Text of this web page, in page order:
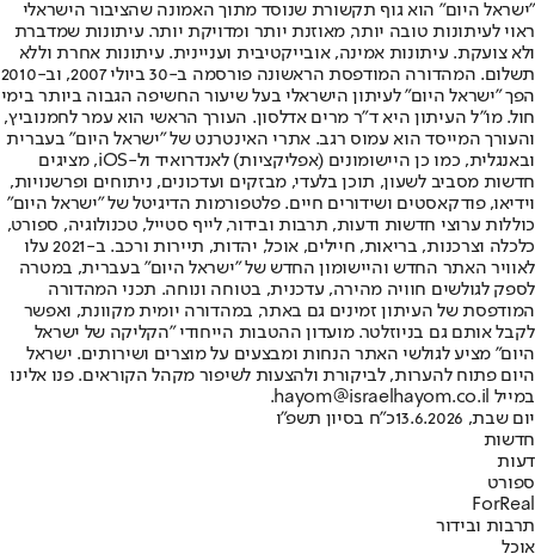
"ישראל היום" הוא גוף תקשורת שנוסד מתוך האמונה שהציבור הישראלי
ראוי לעיתונות טובה יותר, מאוזנת יותר ומדויקת יותר. עיתונות שמדברת
ולא צועקת. עיתונות אמינה, אובייקטיבית ועניינית. עיתונות אחרת וללא
תשלום. המהדורה המודפסת הראשונה פורסמה ב-30 ביולי 2007, וב-2010
הפך "ישראל היום" לעיתון הישראלי בעל שיעור החשיפה הגבוה ביותר בימי
חול. מו"ל העיתון היא ד"ר מרים אדלסון. העורך הראשי הוא עמר לחמנוביץ,
והעורך המייסד הוא עמוס רגב. אתרי האינטרנט של "ישראל היום" בעברית
ובאנגלית, כמו כן היישומונים (אפליקציות) לאנדרואיד ול-iOS, מציגים
חדשות מסביב לשעון, תוכן בלעדי, מבזקים ועדכונים, ניתוחים ופרשנויות,
וידיאו, פודקאסטים ושידורים חיים. פלטפורמות הדיגיטל של "ישראל היום"
כוללות ערוצי חדשות ודעות, תרבות ובידור, לייף סטייל, טכנולוגיה, ספורט,
כלכלה וצרכנות, בריאות, חיילים, אוכל, יהדות, תיירות ורכב. ב-2021 עלו
לאוויר האתר החדש והיישומון החדש של "ישראל היום" בעברית, במטרה
לספק לגולשים חוויה מהירה, עדכנית, בטוחה ונוחה. תכני המהדורה
המודפסת של העיתון זמינים גם באתר, במהדורה יומית מקוונת, ואפשר
לקבל אותם גם בניוזלטר. מועדון ההטבות הייחודי "הקליקה של ישראל
היום" מציע לגולשי האתר הנחות ומבצעים על מוצרים ושירותים. ישראל
היום פתוח להערות, לביקורת ולהצעות לשיפור מקהל הקוראים. פנו אלינו
במייל hayom@israelhayom.co.il.
יום שבת, 13.6.2026
כ"ח בסיון תשפ"ו
חדשות
דעות
ספורט
ForReal
תרבות ובידור
אוכל